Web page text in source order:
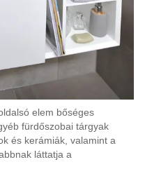
elem bőséges
fürdőszobai tárgyak
és kerámiák, valamint a
láttatja a